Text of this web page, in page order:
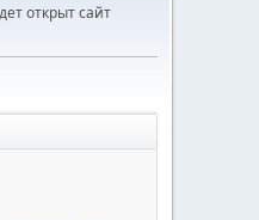
открыт сайт